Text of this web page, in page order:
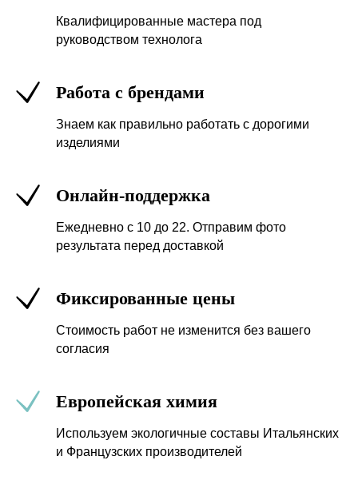
Квалифицированные мастера под
руководством технолога
Работа с брендами
Знаем как правильно работать с дорогими
изделиями
Онлайн-поддержка
Ежедневно с 10 до 22. Отправим фото
результата перед доставкой
Фиксированные цены
Стоимость работ не изменится без вашего
согласия
Европейская химия
Используем экологичные составы Итальянских
и Французских производителей